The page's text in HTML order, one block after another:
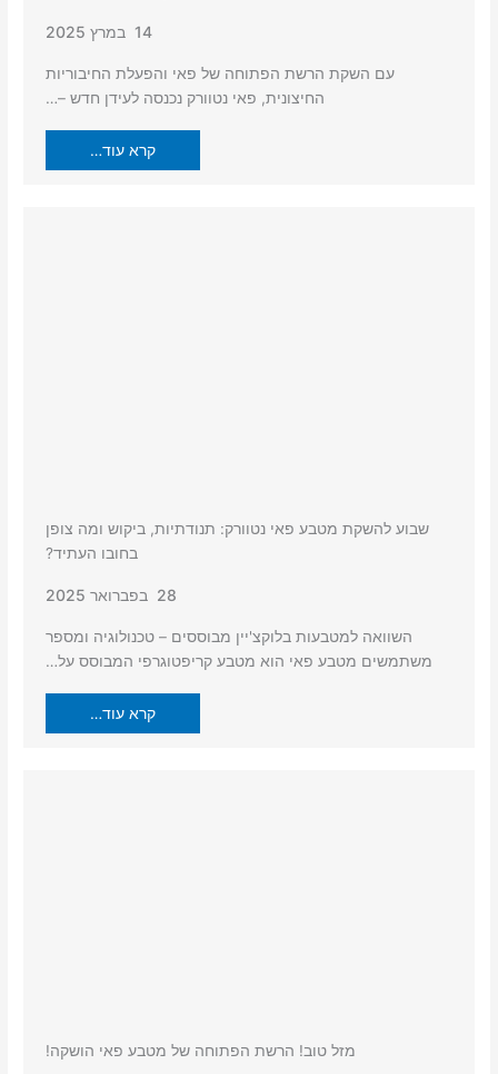
14 במרץ 2025
עם השקת הרשת הפתוחה של פאי והפעלת החיבוריות
החיצונית, פאי נטוורק נכנסה לעידן חדש –…
קרא עוד…
שבוע להשקת מטבע פאי נטוורק: תנודתיות, ביקוש ומה צופן
בחובו העתיד?
28 בפברואר 2025
השוואה למטבעות בלוקצ'יין מבוססים – טכנולוגיה ומספר
משתמשים מטבע פאי הוא מטבע קריפטוגרפי המבוסס על…
קרא עוד…
מזל טוב! הרשת הפתוחה של מטבע פאי הושקה!